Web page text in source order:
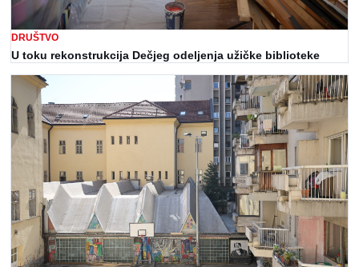
DRUŠTVO
U toku rekonstrukcija Dečjeg odeljenja užičke biblioteke